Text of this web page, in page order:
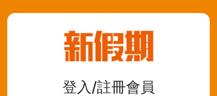
登入/註冊會員